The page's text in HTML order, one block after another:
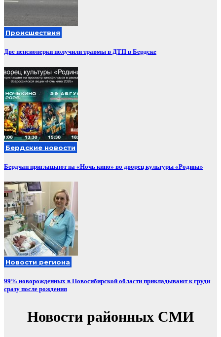
Происшествия
Две пенсионерки получили травмы в ДТП в Бердске
Бердские новости
Бердчан приглашают на «Ночь кино» во дворец культуры «Родина»
Новости региона
99% новорожденных в Новосибирской области прикладывают к груди
сразу после рождения